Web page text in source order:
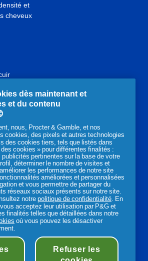
et
cheveux
gras
:
,
s'ouvre
dans
s'ouvre
dans
un
Conditions d’utilisations
dès maintenant et
et du contenu
nous, Procter & Gamble, et nos
cookies, des pixels et autres technologies
des cookies tiers, tels que listés dans
cookies » pour différentes finalités :
pertinentes sur la base de votre
déterminer le nombre de visites et
les performances de notre site
améliorées et personnalisées
et vous permettre de partager du
réseaux sociaux présents sur notre site.
notrepolitique de confidentialité . En
acceptez leur utilisation par P&G et
finalités telles que détaillées dans notre
où vous pouvez les désactiver
Refuser les